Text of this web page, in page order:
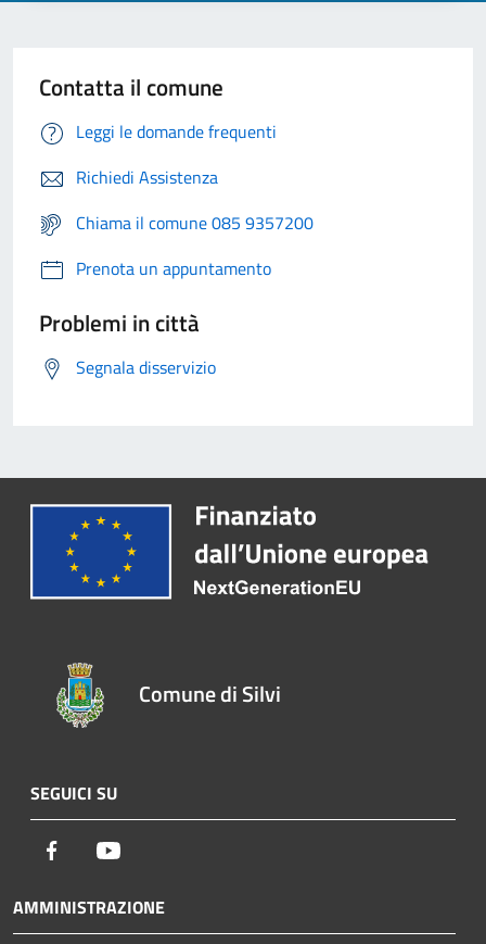
Contatta il comune
Leggi le domande frequenti
Richiedi Assistenza
Chiama il comune 085 9357200
Prenota un appuntamento
Problemi in città
Segnala disservizio
Comune di Silvi
SEGUICI SU
Facebook
AMMINISTRAZIONE